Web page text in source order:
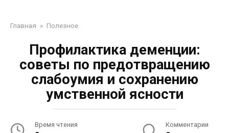
Главная » Полезное
Профилактика деменции:
советы по предотвращению
слабоумия и сохранению
умственной ясности
Время чтения Комментарии